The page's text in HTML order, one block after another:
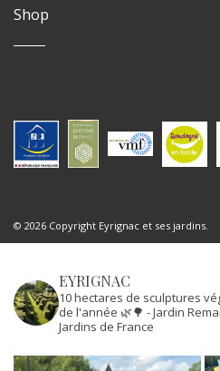
Shop
© 2026 Copyright Eyrignac et ses jardins.
EYRIGNAC
10 hectares de sculptures
de l'année 🌿🌳 - Jardin
Jardins de France